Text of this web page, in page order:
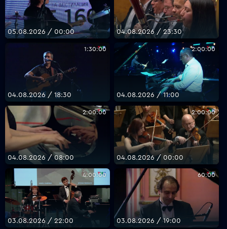
05.08.2026 / 00:00 04.08.2026 / 23:30
1:30:00
04.08.2026 / 18:30
2:00:00
04.08.2026 / 11:00
2:00:00
04.08.2026 / 08:00
2:00:00
04.08.2026 / 00:00
4:00:00
03.08.2026 / 22:00
60:00
03.08.2026 / 19:00